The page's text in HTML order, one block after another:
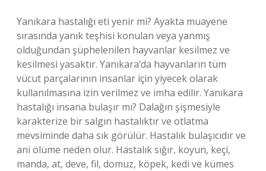
Yanıkara hastalığı eti yenir mi? Ayakta muayene
sırasında yanık teşhisi konulan veya yanmış
olduğundan şüphelenilen hayvanlar kesilmez ve
kesilmesi yasaktır. Yanıkara’da hayvanların tüm
vücut parçalarının insanlar için yiyecek olarak
kullanılmasına izin verilmez ve imha edilir. Yanıkara
hastalığı insana bulaşır mı? Dalağın şişmesiyle
karakterize bir salgın hastalıktır ve otlatma
mevsiminde daha sık görülür. Hastalık bulaşıcıdır ve
ani ölüme neden olur. Hastalık sığır, koyun, keçi,
manda, at, deve, fil, domuz, köpek, kedi ve kümes